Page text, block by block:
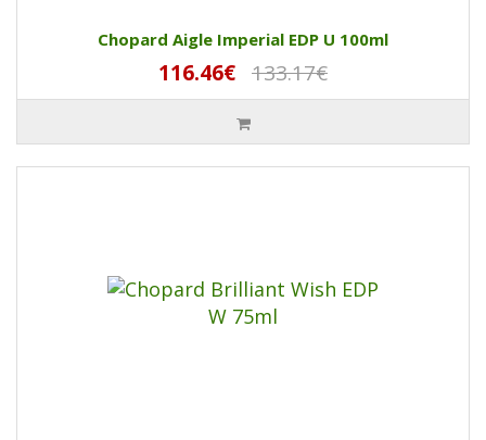
Chopard Aigle Imperial EDP U 100ml
116.46€ 133.17€